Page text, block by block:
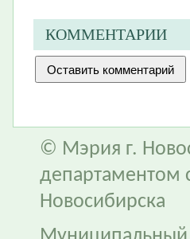
КОММЕНТАРИИ
© Мэрия г.
департаментом
Новосибирска